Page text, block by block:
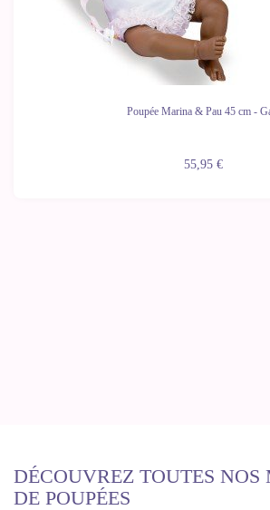
Poupée Marina & Pau 45 cm -
55,95 €
DÉCOUVREZ TOUTES NOS
DE POUPÉES